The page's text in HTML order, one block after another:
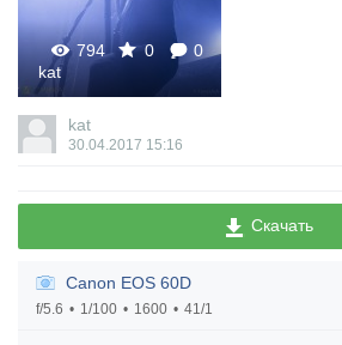
794 0
0
kat
kat
30.04.2017 15:16
Скачать
Canon EOS 60D
f/5.6 1/100 1600 41/1